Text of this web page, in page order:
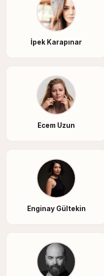
İpek Karapınar
Ecem Uzun
Enginay Gültekin